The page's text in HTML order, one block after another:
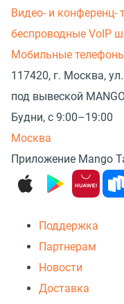
Видео- и конференц-
беспроводные VoIP
Мобильные
117420, г. Москва,
под вывеской
Будни, с 9:00–19:00
Москва
Приложение Mango
Поддержка
Партнерам
Новости
Доставка